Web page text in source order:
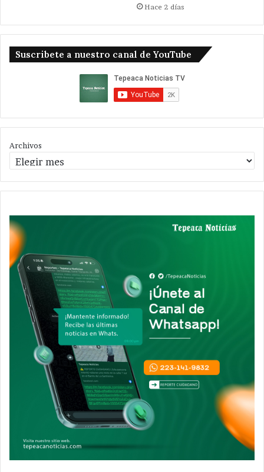
Hace 2 días
Suscribete a nuestro canal de YouTube
Archivos